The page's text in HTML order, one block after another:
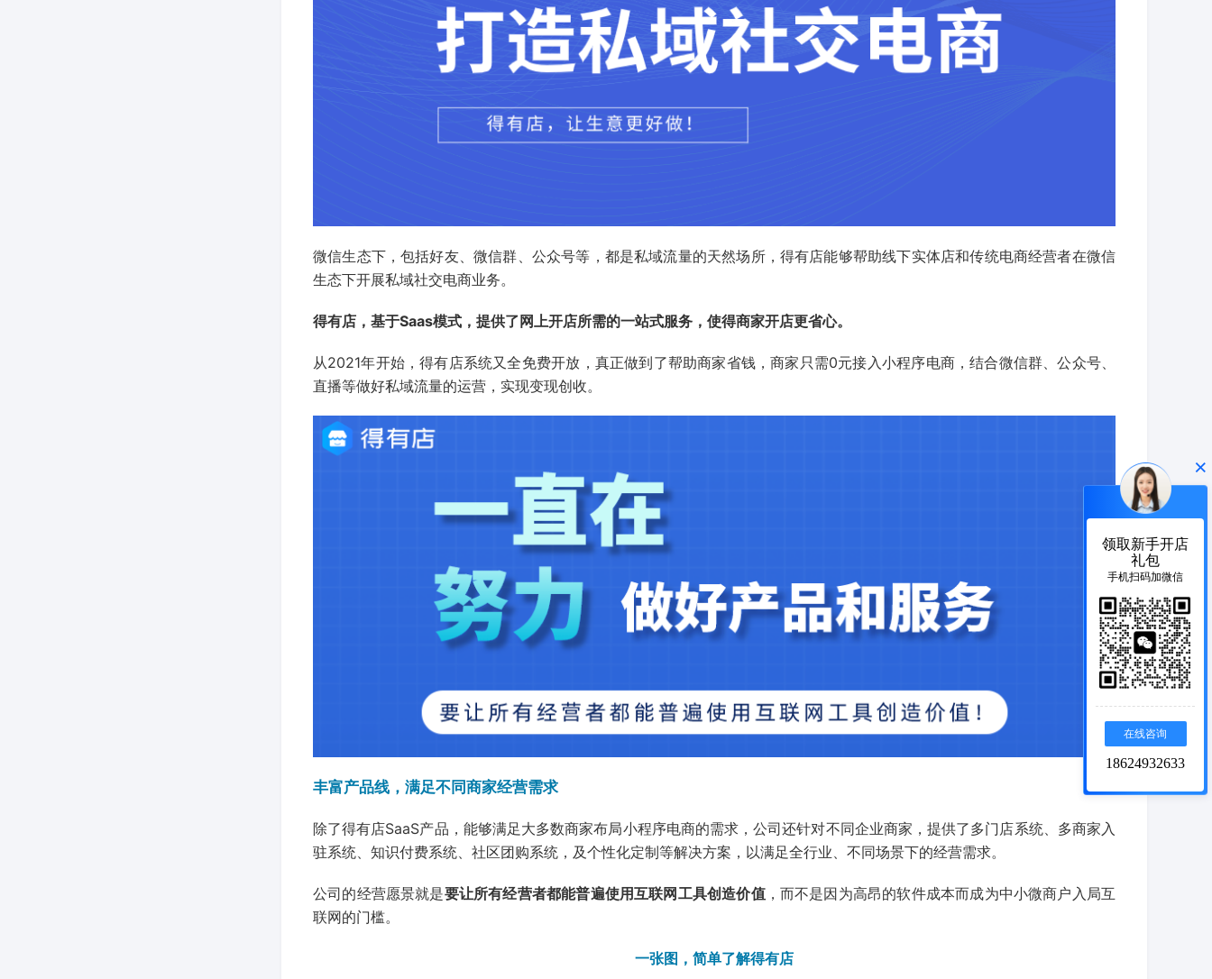
微信生态下，包括好友、微信群、公众号等，都是私域流量的天然场所，得有店能够帮助线下实体店和传统电商经营者在微信
生态下开展私域社交电商业务。
得有店，基于Saas模式，提供了网上开店所需的一站式服务，使得商家开店更省心。
从2021年开始，得有店系统又全免费开放，真正做到了帮助商家省钱，商家只需0元接入小程序电商，结合微信群、公众号、
直播等做好私域流量的运营，实现变现创收。
丰富产品线，满足不同商家经营需求
除了得有店SaaS产品，能够满足大多数商家布局小程序电商的需求，公司还针对不同企业商家，提供了多门店系统、多商家入
驻系统、知识付费系统、社区团购系统，及个性化定制等解决方案，以满足全行业、不同场景下的经营需求。
公司的经营愿景就是要让所有经营者都能普遍使用互联网工具创造价值，而不是因为高昂的软件成本而成为中小微商户入局互
联网的门槛。
一张图，简单了解得有店
×
领取新手开店
礼包
手机扫码加微信
在线咨询
18624932633